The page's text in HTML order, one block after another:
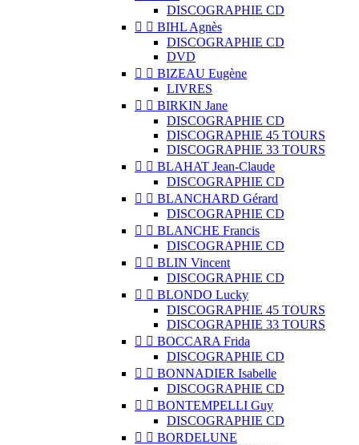
DISCOGRAPHIE CD
  BIHL Agnès
DISCOGRAPHIE CD
DVD
  BIZEAU Eugène
LIVRES
  BIRKIN Jane
DISCOGRAPHIE CD
DISCOGRAPHIE 45 TOURS
DISCOGRAPHIE 33 TOURS
  BLAHAT Jean-Claude
DISCOGRAPHIE CD
  BLANCHARD Gérard
DISCOGRAPHIE CD
  BLANCHE Francis
DISCOGRAPHIE CD
  BLIN Vincent
DISCOGRAPHIE CD
  BLONDO Lucky
DISCOGRAPHIE 45 TOURS
DISCOGRAPHIE 33 TOURS
  BOCCARA Frida
DISCOGRAPHIE CD
  BONNADIER Isabelle
DISCOGRAPHIE CD
  BONTEMPELLI Guy
DISCOGRAPHIE CD
  BORDELUNE